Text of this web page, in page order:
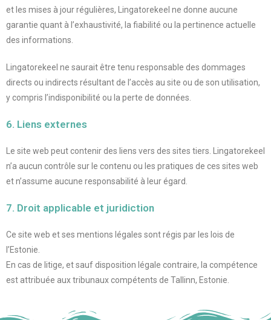
et les mises à jour régulières, Lingatorekeel ne donne aucune
garantie quant à l’exhaustivité, la fiabilité ou la pertinence actuelle
des informations.
Lingatorekeel ne saurait être tenu responsable des dommages
directs ou indirects résultant de l’accès au site ou de son utilisation,
y compris l’indisponibilité ou la perte de données.
6. Liens externes
Le site web peut contenir des liens vers des sites tiers. Lingatorekeel
n’a aucun contrôle sur le contenu ou les pratiques de ces sites web
et n’assume aucune responsabilité à leur égard.
7. Droit applicable et juridiction
Ce site web et ses mentions légales sont régis par les lois de
l’Estonie.
En cas de litige, et sauf disposition légale contraire, la compétence
est attribuée aux tribunaux compétents de Tallinn, Estonie.